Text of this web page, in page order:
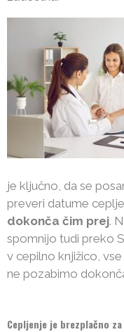
je ključno, da se
preveri datume
dokonča čim prej.
spomnijo tudi preko
v cepilno knjižico,
ne pozabimo
Cepljenje je brezplačno